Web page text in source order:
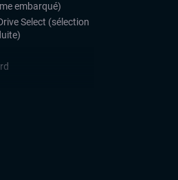
embarqué)
Select (sélection